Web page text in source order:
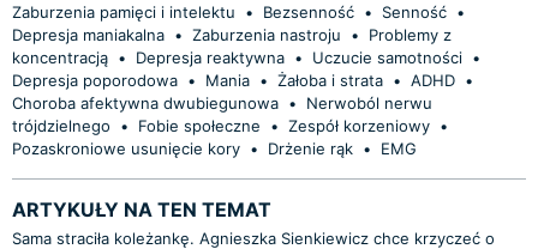
Zaburzenia pamięci i intelektu
• Bezsenność • Senność •
Depresja maniakalna • Zaburzenia nastroju •
Problemy z
koncentracją • Depresja reaktywna • Uczucie samotności •
Depresja poporodowa • Mania • Żałoba i strata • ADHD •
Choroba afektywna dwubiegunowa •
Nerwoból nerwu
trójdzielnego
• Fobie społeczne • Zespół korzeniowy •
Pozaskroniowe usunięcie kory • Drżenie rąk • EMG
ARTYKUŁY NA TEN TEMAT
Sama straciła koleżankę. Agnieszka Sienkiewicz chce krzyczeć o